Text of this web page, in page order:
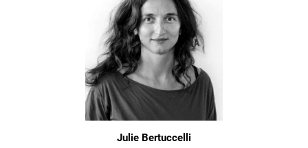
Julie Bertuccelli